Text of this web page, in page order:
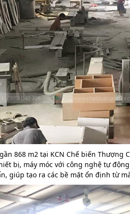
868 m2 tại KCN Chế biến Thượng
bị, máy móc với công nghệ tự
giúp tạo ra các bề mặt ổn định từ